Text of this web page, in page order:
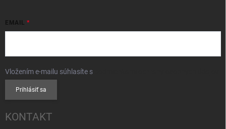
EMAIL
Vložením e-mailu súhlasíte s
Prihlásiť sa
KONTAKT